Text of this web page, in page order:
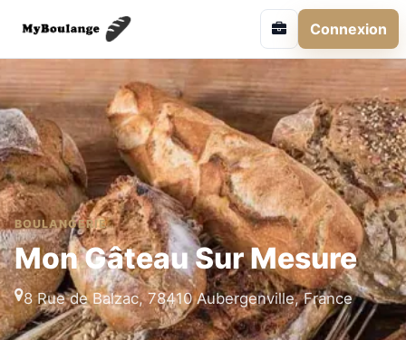
Connexion
BOULANGERIE
Mon Gâteau Sur Mesure
8 Rue de Balzac, 78410 Aubergenville, France